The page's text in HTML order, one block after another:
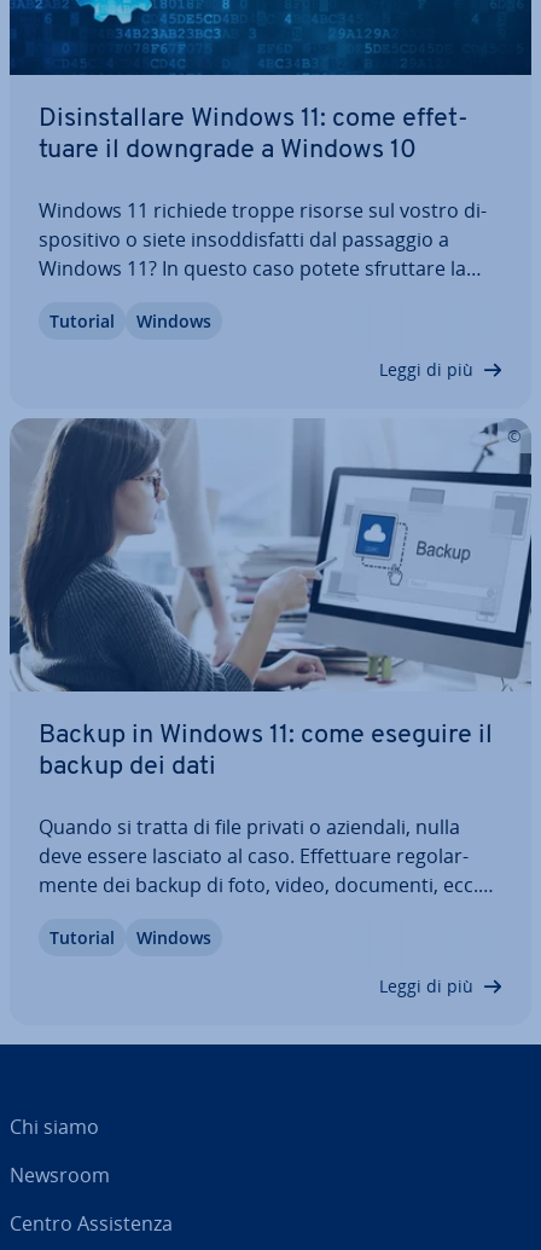
Di­sin­stal­la­re Windows 11: come ef­fet­
tua­re il downgrade a Windows 10
Windows 11 richiede troppe risorse sul vostro di­
spo­si­ti­vo o siete in­sod­di­sfat­ti dal passaggio a
Windows 11? In questo caso potete sfruttare la
tornare alla versione pre­ce­den­te. In questo
Tutorial Windows
Leggi di più
Backup in Windows 11: come eseguire il
backup dei dati
Quando si tratta di file privati o aziendali, nulla
deve essere lasciato al caso. Ef­fet­tua­re re­go­lar­
men­te dei backup di foto, video, documenti, ecc.
questo articolo vi spie­ghia­mo come creare un
Tutorial Windows
Leggi di più
Chi siamo
Newsroom
Centro As­si­sten­za